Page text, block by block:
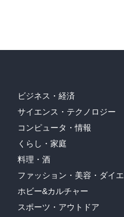
ビジネス・経済
サイエンス・テクノロジー
コンピュータ・情報
くらし・家庭
料理・酒
ファッション・美容・ダイ
ホビー&カルチャー
スポーツ・アウトドア